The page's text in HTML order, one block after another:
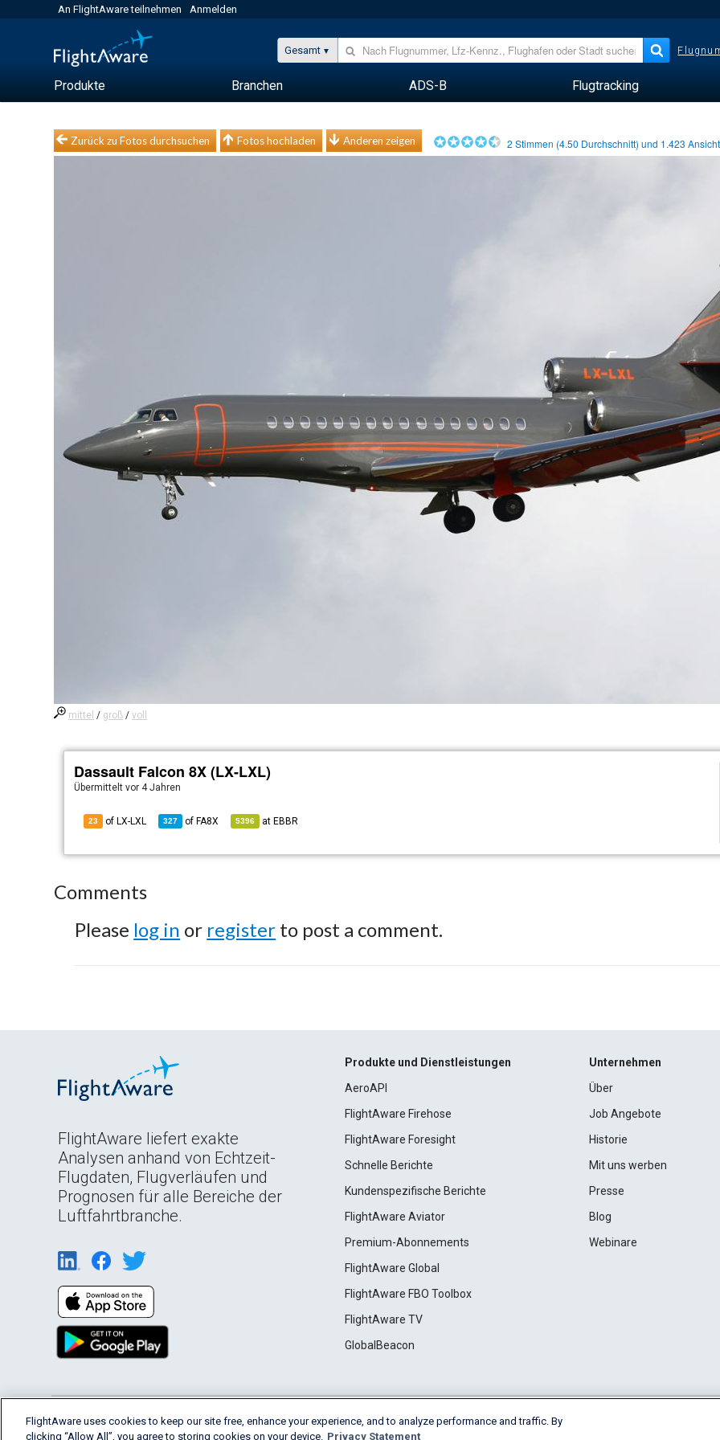
An FlightAware teilnehmen Anmelden
Gesamt
Produkte Branchen ADS-B Flugtracking
Zurück zu Fotos durchsuchen Fotos hochladen Anderen zeigen 2 Stimmen (4.50 Durchschnitt) und 1.423
mittel / groß /voll
Dassault Falcon 8X (LX-LXL)
Übermitteltvor 4 Jahren
23 of LX-LXL 327 of FA8X 5396 at EBBR
Comments
Please log in or register to post a comment.
FlightAware liefert exakte
Analysen anhand von Echtzeit-
Flugdaten, Flugverläufen und
Prognosen für alle Bereiche der
Luftfahrtbranche.
Produkte und Dienstleistungen
AeroAPI
FlightAware Firehose
FlightAware Foresight
Schnelle Berichte
Kundenspezifische Berichte
FlightAware Aviator
Premium-Abonnements
FlightAware Global
FlightAware FBO Toolbox
FlightAware TV
GlobalBeacon
Unternehmen
Über
Job Angebote
Historie
Mit uns werben
Presse
Blog
Webinare
English (USA) 2026 FlightAware Terms of Use Privacy Cookie Settings
FlightAware uses cookies to keep our site free, enhance your experience, and to analyze performance and traffic. By
clicking “Allow All”, you agree to storing cookies on your device. Privacy Statement